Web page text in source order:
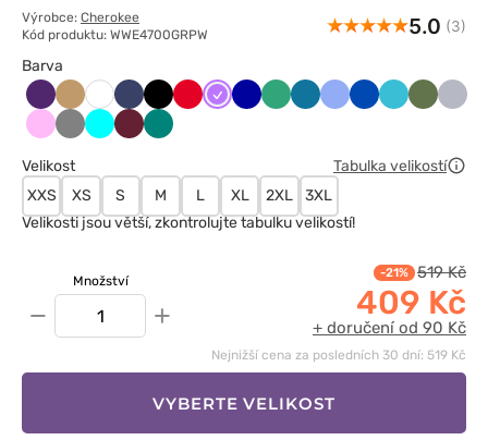
Výrobce: Cherokee
Kód produktu: WWE4700GRPW
5.0 (3)
Barva
Bakłażanowy
Beżowy
Biały Ciemny
granat
CzarnyCzerwony
FioletowyGranatowy
JasnyKaraibskiKlasyczny
Królewski
MorskiOliwkowy
Różowy
Szary TurkusWiśniowy
Zielony
Velikost
Tabulka velikostí
XXS
XS S M L XL 2XL
3XL
Velikosti jsou větší, zkontrolujte tabulku velikostí!
Množství
− +
-21% 519 Kč
409 Kč
+ doručení od 90 Kč
Nejnižší cena za posledních 30 dní: 519 Kč
VYBERTE VELIKOST